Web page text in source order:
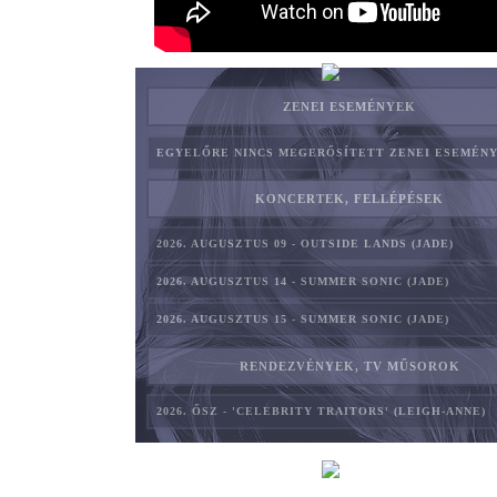
ZENEI ESEMÉNYEK
EGYELŐRE NINCS MEGERŐSÍTETT ZENEI
KONCERTEK, FELLÉPÉSEK
2026. AUGUSZTUS 09 - OUTSIDE LANDS (JADE)
2026. AUGUSZTUS 14 - SUMMER SONIC (JADE)
2026. AUGUSZTUS 15 - SUMMER SONIC (JADE)
RENDEZVÉNYEK, TV MŰSOROK
2026. ŐSZ - 'CELEBRITY TRAITORS' (LEIGH-ANNE)